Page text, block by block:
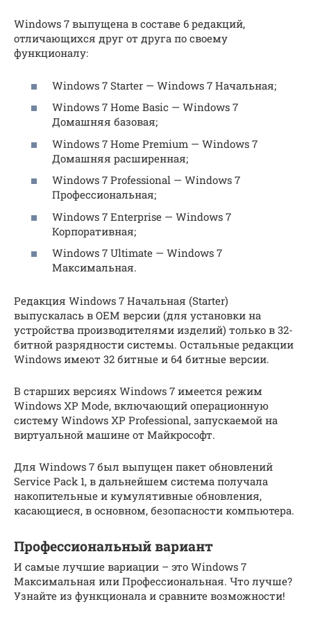
Windows 7 выпущена в составе 6 редакций,
отличающихся друг от друга по своему
функционалу:
Windows 7 Starter — Windows 7 Начальная;
Windows 7 Home Basic — Windows 7
Домашняя базовая;
Windows 7 Home Premium — Windows 7
Домашняя расширенная;
Windows 7 Professional — Windows 7
Профессиональная;
Windows 7 Enterprise — Windows 7
Корпоративная;
Windows 7 Ultimate — Windows 7
Максимальная.
Редакция Windows 7 Начальная (Starter)
выпускалась в OEM версии (для установки на
устройства производителями изделий) только в 32-
битной разрядности системы. Остальные редакции
Windows имеют 32 битные и 64 битные версии.
В старших версиях Windows 7 имеется режим
Windows XP Mode, включающий операционную
систему Windows XP Professional, запускаемой на
виртуальной машине от Майкрософт.
Для Windows 7 был выпущен пакет обновлений
Service Pack 1, в дальнейшем система получала
накопительные и кумулятивные обновления,
касающиеся, в основном, безопасности компьютера.
Профессиональный вариант
И самые лучшие вариации – это Windows 7
Максимальная или Профессиональная. Что лучше?
Узнайте из функционала и сравните возможности!